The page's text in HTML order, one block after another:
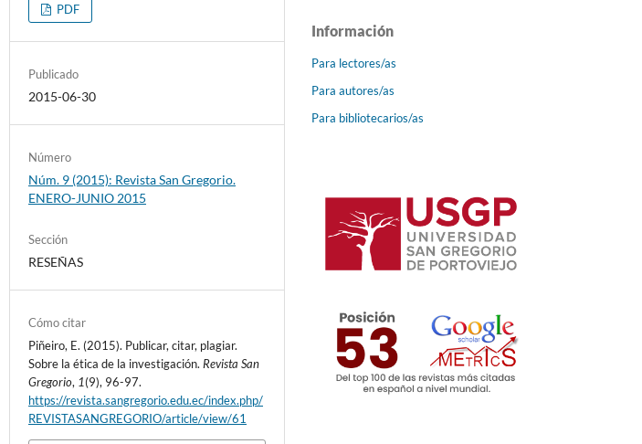
PDF
Publicado
2015-06-30
Número
Núm. 9 (2015): Revista San Gregorio.
ENERO-JUNIO 2015
Sección
RESEÑAS
Cómo citar
Piñeiro, E. (2015). Publicar, citar, plagiar.
Sobre la ética de la investigación. Revista San
Gregorio, 1(9), 96-97.
https://revista.sangregorio.edu.ec/index.php/
REVISTASANGREGORIO/article/view/61
Información
Para lectores/as
Para autores/as
Para bibliotecarios/as